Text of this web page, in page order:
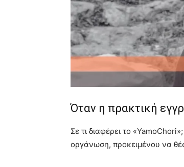
Όταν η πρακτική
Σε τι διαφέρει το
οργάνωση, προκειμένου να